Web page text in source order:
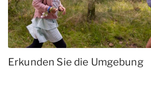
Erkunden Sie die Umgebung